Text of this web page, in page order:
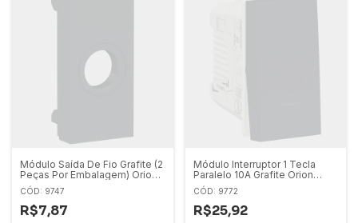
Módulo Saída De Fio Grafite (2
Peças Por Embalagem) Orion
S70866894 Schneider Orion
CÓD: 9747
R$7,87
Módulo Interruptor 1 Tecla
Paralelo 10A Grafite Orion
S70110394 Schneider Orion
CÓD: 9772
R$25,92